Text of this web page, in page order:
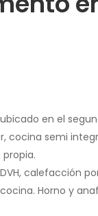
en el
cocina semi
calefacción
Horno y